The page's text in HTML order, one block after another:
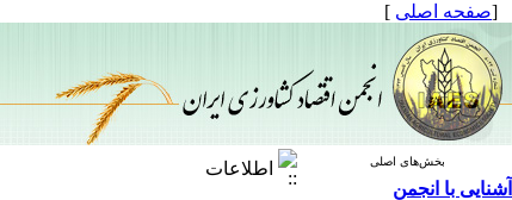
[صفحه اصلی ]
بخش‌های اصلی
آشنایی با انجمن
اطلاعات